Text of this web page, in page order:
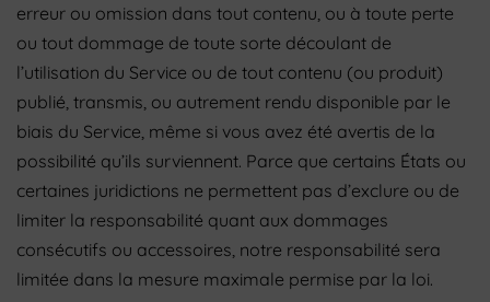
erreur ou omission dans tout contenu, ou à toute perte
ou tout dommage de toute sorte découlant de
l’utilisation du Service ou de tout contenu (ou produit)
publié, transmis, ou autrement rendu disponible par le
biais du Service, même si vous avez été avertis de la
possibilité qu’ils surviennent. Parce que certains États ou
certaines juridictions ne permettent pas d’exclure ou de
limiter la responsabilité quant aux dommages
consécutifs ou accessoires, notre responsabilité sera
limitée dans la mesure maximale permise par la loi.